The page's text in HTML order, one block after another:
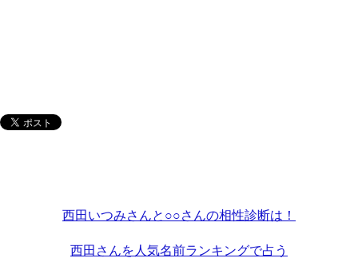
西田いつみさんと○○さんの相性診断は！
西田さんを人気名前ランキングで占う